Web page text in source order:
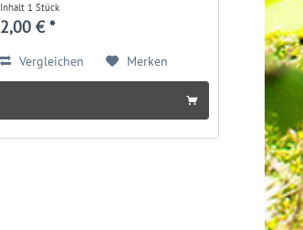
Beifuß, Fenchel und
Brennnesselsamen machen jedes
Inhalt 1 Stück
2,00 € *
Vergleichen Merken